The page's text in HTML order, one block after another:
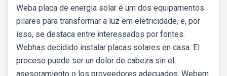
Weba placa de energia solar é um dos equipamentos
pilares para transformar a luz em eletricidade, e, por
isso, se destaca entre interessados por fontes.
Webhas decidido instalar placas solares en casa: El
proceso puede ser un dolor de cabeza sin el
asesoramiento o los proveedores adecuados. Webem